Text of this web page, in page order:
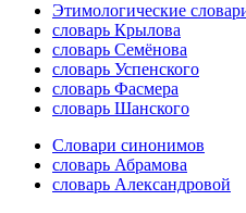
Этимологические
словарь Крылова
словарь Семёнова
словарь Успенского
словарь Фасмера
словарь Шанского
Словари синонимов
словарь Абрамова
словарь Александровой